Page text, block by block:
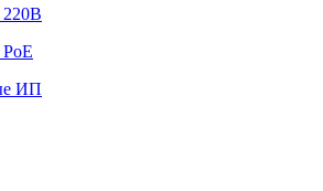
220В
ИП